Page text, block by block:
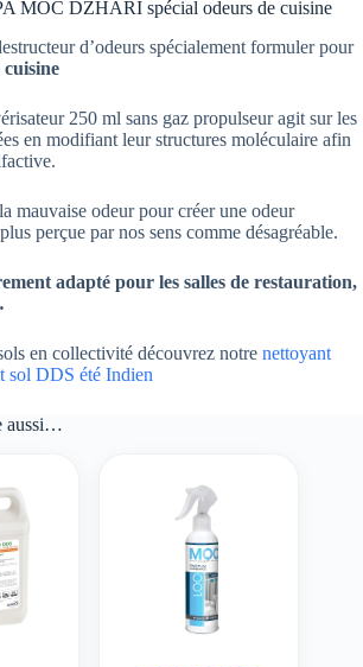
MOC DZHARI spécial odeurs de cuisine
d’odeurs spécialement formuler pour
cuisine
250 ml sans gaz propulseur agit sur les
en modifiant leur structures moléculaire afin
mauvaise odeur pour créer une odeur
perçue par nos sens comme désagréable.
adapté pour les salles de restauration,
en collectivité découvrez notre nettoyant
sol DDS été Indien
aussi…